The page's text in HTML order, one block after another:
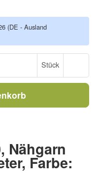
(DE - Ausland
Stück
Nähgarn
Farbe: